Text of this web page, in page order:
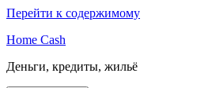
Перейти к содержимому
Home Cash
Деньги, кредиты, жильё